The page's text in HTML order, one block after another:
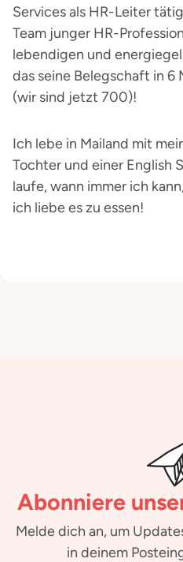
Services als HR-Leiter
Team junger HR-
lebendigen und
das seine Belegschaft in
(wir sind jetzt 700)!
Ich lebe in Mailand mit
Tochter und einer English
laufe, wann immer ich
ich liebe es zu essen!
Abonniere
Melde dich an, um
in deinem